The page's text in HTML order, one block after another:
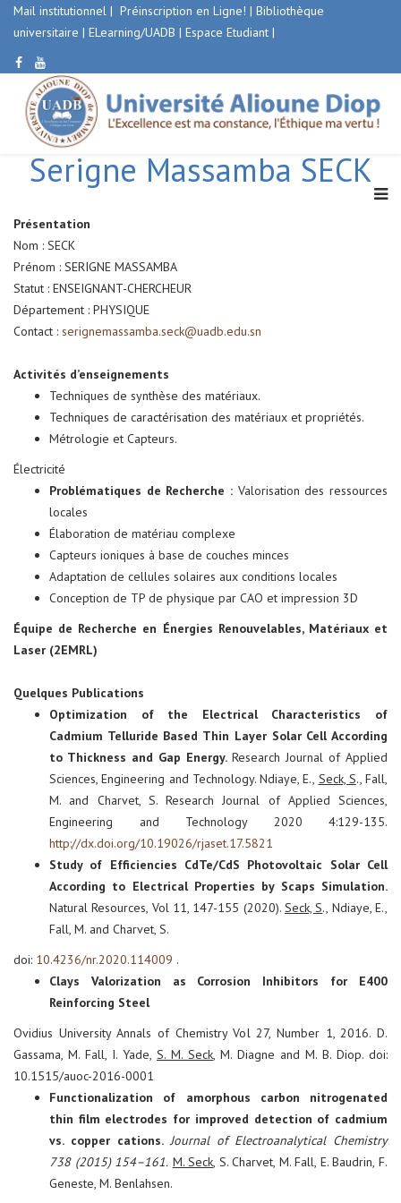
Mail institutionnel | Préinscription en Ligne! | Bibliothèque
universitaire | ELearning/UADB | Espace Etudiant |
Serigne Massamba SECK
Présentation
Nom : SECK
Prénom : SERIGNE MASSAMBA
Statut : ENSEIGNANT-CHERCHEUR
Département : PHYSIQUE
Contact : serignemassamba.seck@uadb.edu.sn
Activités d’enseignements
Techniques de synthèse des matériaux.
Techniques de caractérisation des matériaux et propriétés.
Métrologie et Capteurs.
Électricité
Problématiques de Recherche : Valorisation des ressources
locales
Élaboration de matériau complexe
Capteurs ioniques à base de couches minces
Adaptation de cellules solaires aux conditions locales
Conception de TP de physique par CAO et impression 3D
Équipe de Recherche en Énergies Renouvelables, Matériaux et
Laser (2EMRL)
Quelques Publications
Optimization of the Electrical Characteristics of
Cadmium Telluride Based Thin Layer Solar Cell According
to Thickness and Gap Energy.Research Journal of Applied
Sciences, Engineering and Technology. Ndiaye, E., Seck, S., Fall,
M. and Charvet, S. Research Journal of Applied Sciences,
Engineering and Technology 2020 4:129-135.
http://dx.doi.org/10.19026/rjaset.17.5821
Study of Efficiencies CdTe/CdS Photovoltaic Solar Cell
According to Electrical Properties by Scaps Simulation.
Natural Resources, Vol 11, 147-155 (2020). Seck, S., Ndiaye, E.,
Fall, M. and Charvet, S.
doi: 10.4236/nr.2020.114009 .
Clays Valorization as Corrosion Inhibitors for E400
Reinforcing Steel
Ovidius University Annals of Chemistry Vol 27, Number 1, 2016. D.
Gassama, M. Fall, I. Yade, S. M. Seck, M. Diagne and M. B. Diop. doi:
10.1515/auoc-2016-0001
Functionalization of amorphous carbon nitrogenated
thin film electrodes for improved detection of cadmium
vs. copper cations.Journal of Electroanalytical Chemistry
738 (2015) 154–161. M. Seck, S. Charvet, M. Fall, E. Baudrin, F.
Geneste, M. Benlahsen.